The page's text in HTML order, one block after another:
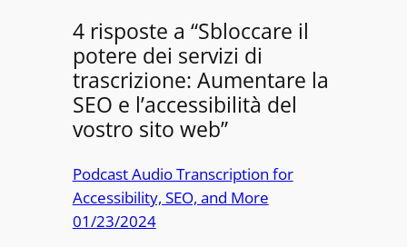
4 risposte a “Sbloccare il
potere dei servizi di
trascrizione: Aumentare la
SEO e l’accessibilità del
vostro sito web”
Podcast Audio Transcription for
Accessibility, SEO, and More
01/23/2024